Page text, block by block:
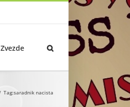
Zvezde
Tag:saradnik nacista